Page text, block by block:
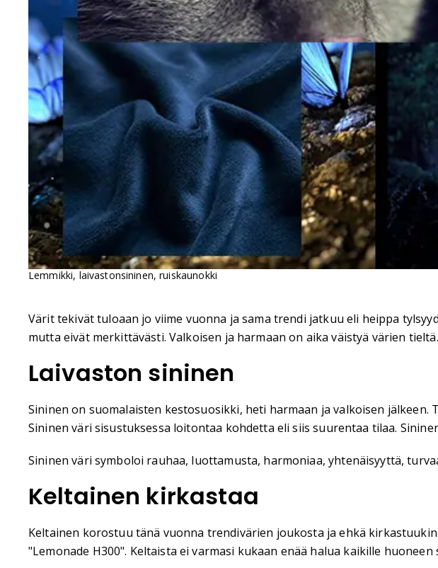
Lemmikki, laivastonsininen, ruiskaunokki
Värit tekivät tuloaan jo viime vuonna ja sama trendi jatkuu eli heippa
mutta eivät merkittävästi. Valkoisen ja harmaan on aika väistyä värien
Laivaston sininen
Sininen on suomalaisten kestosuosikki, heti harmaan ja valkoisen
Sininen väri sisustuksessa loitontaa kohdetta eli siis suurentaa tilaa.
Sininen väri symboloi rauhaa, luottamusta, harmoniaa, yhtenäisyyttä,
Keltainen kirkastaa
Keltainen korostuu tänä vuonna trendivärien joukosta ja ehkä
"Lemonade H300". Keltaista ei varmasi kukaan enää halua kaikille